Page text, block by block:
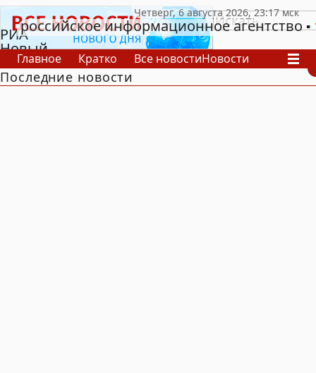
РИА
Новый
День
российское информационное агентство
Главное Кратко Все новостиНовости
В России
В мире
Последние новости